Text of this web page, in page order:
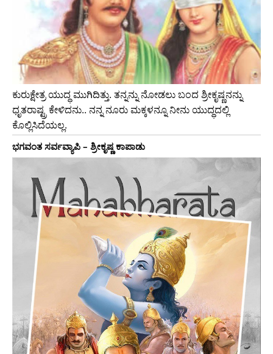
ಕುರುಕ್ಷೇತ್ರ ಯುದ್ಧ ಮುಗಿದಿತ್ತು. ತನ್ನನ್ನು ನೋಡಲು ಬಂದ ಶ್ರೀಕೃಷ್ಣನನ್ನು
ಧೃತರಾಷ್ಟ್ರ ಕೇಳಿದನು.. ನನ್ನ ನೂರು ಮಕ್ಕಳನ್ನೂ ನೀನು ಯುದ್ಧದಲ್ಲಿ
ಕೊಲ್ಲಿಸಿದೆಯಲ್ಲ.
ಭಗವಂತ ಸರ್ವವ್ಯಾಪಿ – ಶ್ರೀಕೃಷ್ಣ ಕಾಪಾಡು